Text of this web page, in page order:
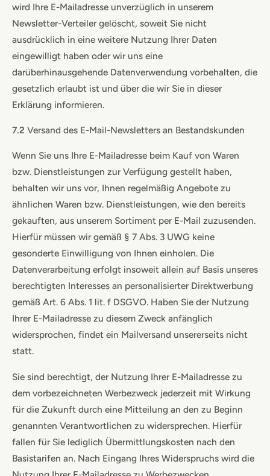
wird Ihre E-Mailadresse unverzüglich in unserem
Newsletter-Verteiler gelöscht, soweit Sie nicht
ausdrücklich in eine weitere Nutzung Ihrer Daten
eingewilligt haben oder wir uns eine
darüberhinausgehende Datenverwendung vorbehalten, die
gesetzlich erlaubt ist und über die wir Sie in dieser
Erklärung informieren.
7.2 Versand des E-Mail-Newsletters an Bestandskunden
Wenn Sie uns Ihre E-Mailadresse beim Kauf von Waren
bzw. Dienstleistungen zur Verfügung gestellt haben,
behalten wir uns vor, Ihnen regelmäßig Angebote zu
ähnlichen Waren bzw. Dienstleistungen, wie den bereits
gekauften, aus unserem Sortiment per E-Mail zuzusenden.
Hierfür müssen wir gemäß § 7 Abs. 3 UWG keine
gesonderte Einwilligung von Ihnen einholen. Die
Datenverarbeitung erfolgt insoweit allein auf Basis unseres
berechtigten Interesses an personalisierter Direktwerbung
gemäß Art. 6 Abs. 1 lit. f DSGVO. Haben Sie der Nutzung
Ihrer E-Mailadresse zu diesem Zweck anfänglich
widersprochen, findet ein Mailversand unsererseits nicht
statt.
Sie sind berechtigt, der Nutzung Ihrer E-Mailadresse zu
dem vorbezeichneten Werbezweck jederzeit mit Wirkung
für die Zukunft durch eine Mitteilung an den zu Beginn
genannten Verantwortlichen zu widersprechen. Hierfür
fallen für Sie lediglich Übermittlungskosten nach den
Basistarifen an. Nach Eingang Ihres Widerspruchs wird die